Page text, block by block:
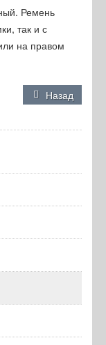
Ремень
так и с
на правом
Назад